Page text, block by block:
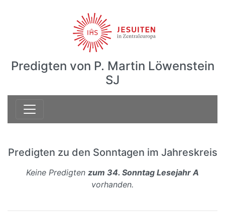
Predigten von P. Martin Löwenstein
SJ
Predigten zu den Sonntagen im Jahreskreis
Keine Predigten zum 34. Sonntag Lesejahr A
vorhanden.